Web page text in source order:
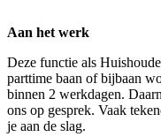
Aan het werk
Deze functie als
parttime baan of bijbaan
binnen 2 werkdagen.
ons op gesprek. Vaak
je aan de slag.